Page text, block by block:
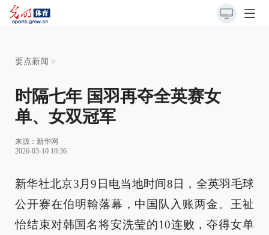
要点新闻 >
时隔七年 国羽再夺全英赛女
单、女双冠军
来源： 新华网
2026-03-10 10:36
新华社北京3月9日电当地时间8日，全英羽毛球
公开赛在伯明翰落幕，中国队入账两金。王祉
怡结束对韩国名将安洗莹的10连败，夺得女单